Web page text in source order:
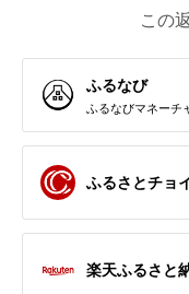
この
ふるなび
ふるなびマネーチ
ふるさとチョ
楽天ふるさと